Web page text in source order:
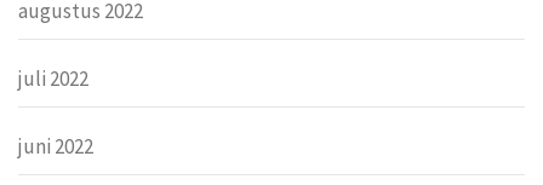
augustus 2022
juli 2022
juni 2022